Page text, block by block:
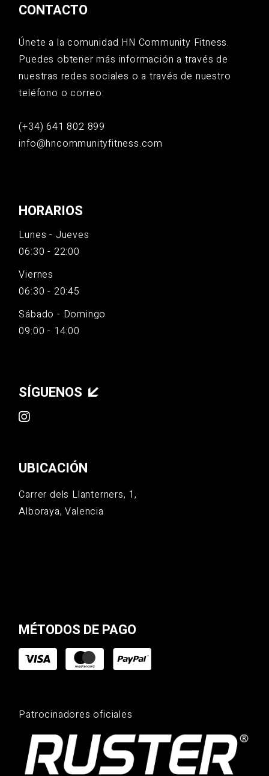
CONTACTO
Únete a la comunidad HN Community Fitness.
Puedes obtener más información a través de
nuestras redes sociales o a través de nuestro
teléfono o correo:
(+34) 641 802 899
info@hncommunityfitness.com
HORARIOS
Lunes - Jueves
06:30 - 22:00
Viernes
06:30 - 20:45
Sábado - Domingo
09:00 - 14:00
SÍGUENOS
UBICACIÓN
Carrer dels Llanterners, 1,
Alboraya, Valencia
MÉTODOS DE PAGO
Patrocinadores oficiales